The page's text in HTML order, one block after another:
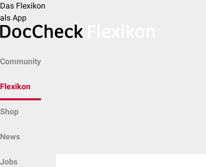
Das Flexikon
als App
Community
Flexikon
Shop
News
Jobs